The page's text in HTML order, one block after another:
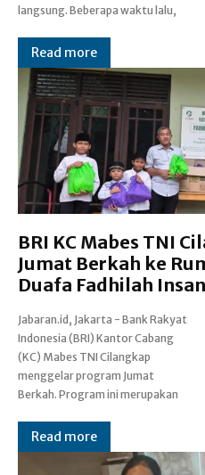
langsung. Beberapa waktu lalu,
Read more
BRI KC Mabes TNI
Jumat Berkah ke
Duafa Fadhilah Insan
Jabaran.id, Jakarta - Bank Rakyat
Indonesia (BRI) Kantor Cabang
(KC) Mabes TNI Cilangkap
menggelar program Jumat
Berkah. Program ini merupakan
salah satu agenda rutin yang
diadakan oleh BRI KC Mabes TNI
Cilangkap. Kali ini program Jumat
Berkah diadakan di Rumah Asuh
Read more